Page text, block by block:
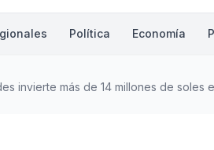
Política Economía
invierte más de 14 millones de soles